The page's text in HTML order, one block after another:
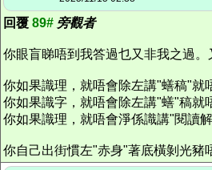
回覆 89# 旁觀者
你眼盲睇唔到我答過乜又非我之過
你如果識理，就唔會除左講"蟮稿"就
你如果識字，就唔會除左講"蟮"稿就
你如果識理，就唔會淨係識講"閱讀
你自己出街慣左"赤身"著底橫剝光豬